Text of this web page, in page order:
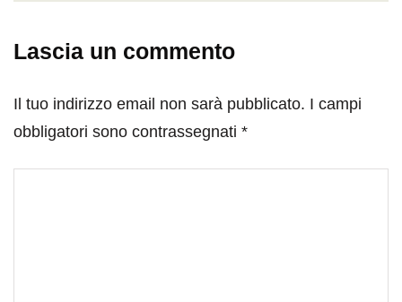
Lascia un commento
Il tuo indirizzo email non sarà pubblicato. I campi
obbligatori sono contrassegnati *